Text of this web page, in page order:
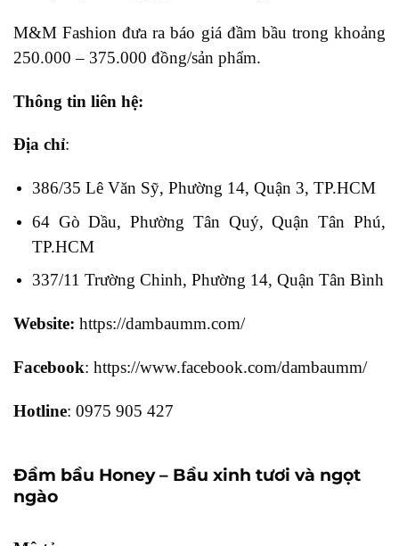
M&M Fashion đưa ra báo giá đầm bầu trong khoảng
250.000 – 375.000 đồng/sản phẩm.
Thông tin liên hệ:
Địa chỉ:
386/35 Lê Văn Sỹ, Phường 14, Quận 3, TP.HCM
64 Gò Dầu, Phường Tân Quý, Quận Tân Phú,
TP.HCM
337/11 Trường Chinh, Phường 14, Quận Tân Bình
Website: https://dambaumm.com/
Facebook: https://www.facebook.com/dambaumm/
Hotline: 0975 905 427
Đầm bầu Honey – Bầu xinh tươi và ngọt
ngào